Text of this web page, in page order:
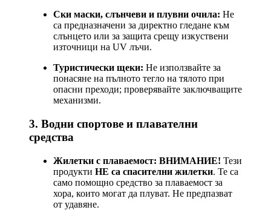
Ски маски, слънчеви и плувни очила: Не
са предназначени за директно гледане към
слънцето или за защита срещу изкуствени
източници на UV лъчи.
Туристически щеки: Не използвайте за
понасяне на пълното тегло на тялото при
опасни преходи; проверявайте заключващите
механизми.
3. Водни спортове и плавателни
средства
Жилетки с плаваемост: ВНИМАНИЕ! Тези
продукти НЕ са спасителни жилетки. Те са
само помощно средство за плаваемост за
хора, които могат да плуват. Не предпазват
от удавяне.